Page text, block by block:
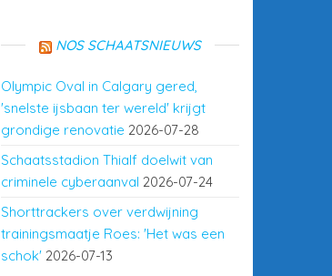
NOS SCHAATSNIEUWS
Olympic Oval in Calgary gered,
'snelste ijsbaan ter wereld' krijgt
grondige renovatie 2026-07-28
Schaatsstadion Thialf doelwit van
criminele cyberaanval 2026-07-24
Shorttrackers over verdwijning
trainingsmaatje Roes: 'Het was een
schok' 2026-07-13